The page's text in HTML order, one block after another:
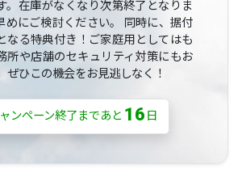
。在庫がなくなり次第終了となりま
めにご検討ください。 同時に、据付
なる特典付き！ご家庭用としてはも
所や店舗のセキュリティ対策にもお
ぜひこの機会をお見逃しなく！
ンペーン終了まであと 16日